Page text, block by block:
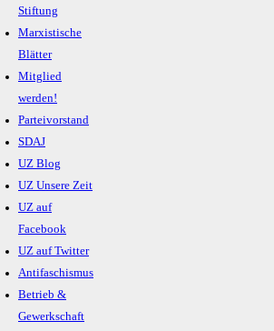
Stiftung
Marxistische
Blätter
Mitglied
werden!
Parteivorstand
SDAJ
UZ Blog
UZ Unsere Zeit
UZ auf
Facebook
UZ auf Twitter
Antifaschismus
Betrieb &
Gewerkschaft